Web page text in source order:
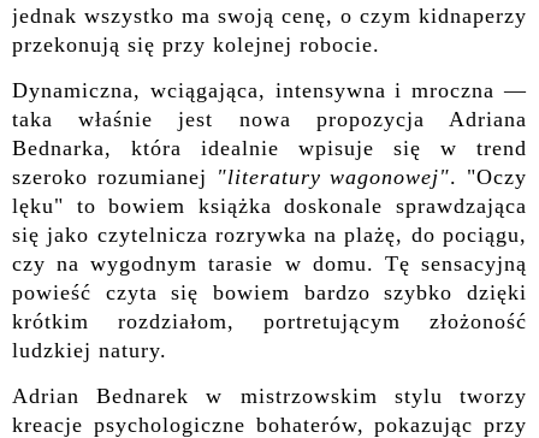
jednak wszystko ma swoją cenę, o czym kidnaperzy
przekonują się przy kolejnej robocie.
Dynamiczna, wciągająca, intensywna i mroczna —
taka właśnie jest nowa propozycja Adriana
Bednarka, która idealnie wpisuje się w trend
szeroko rozumianej "literatury wagonowej". "Oczy
lęku" to bowiem książka doskonale sprawdzająca
się jako czytelnicza rozrywka na plażę, do pociągu,
czy na wygodnym tarasie w domu. Tę sensacyjną
powieść czyta się bowiem bardzo szybko dzięki
krótkim rozdziałom, portretującym złożoność
ludzkiej natury.
Adrian Bednarek w mistrzowskim stylu tworzy
kreacje psychologiczne bohaterów, pokazując przy